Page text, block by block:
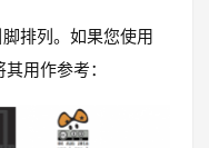
排列。如果您使用
用作参考：